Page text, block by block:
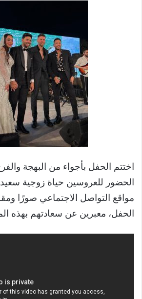
اختتم الحفل بأجواء من البهجة
الحضور للعروسين حياة زوجية
مواقع التواصل الاجتماعي صورًا
الحفل، معبرين عن سعادتهم بهذه